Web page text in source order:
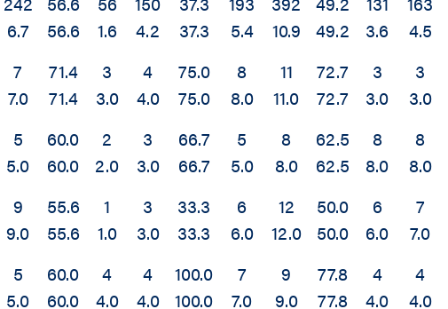
6.7
56.6
1.6
4.2
37.3
5.4
10.9
49.2
3.6
4.5
7
7.0
71.4
71.4
3
3.0
4
4.0
75.0
75.0
8
8.0
11
11.0
72.7
72.7
3
3.0
3
3.0
5
5.0
60.0
60.0
2
2.0
3
3.0
66.7
66.7
5
5.0
8
8.0
62.5
62.5
8
8.0
8
8.0
9
9.0
55.6
55.6
1
1.0
3
3.0
33.3
33.3
6
6.0
12
12.0
50.0
50.0
6
6.0
7
7.0
5
5.0
60.0
60.0
4
4.0
4
4.0
100.0
100.0
7
7.0
9
9.0
77.8
77.8
4
4.0
4
4.0